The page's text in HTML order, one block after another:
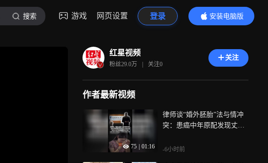
搜索 游戏 网页设置 登录
安装电脑版
内容更精彩
红星视频
粉丝29.0万 | 关注0
关注
作者最新视频
75 01:16
律师谈“婚外胚胎”法与情冲
突：患癌中年原配发现丈夫
的信任感，极端个案让法条
-6小时前